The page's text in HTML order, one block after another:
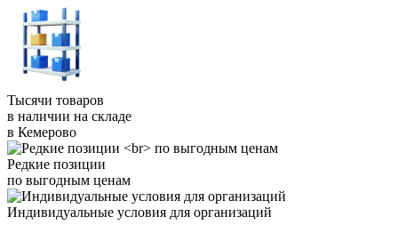
Тысячи товаров
в наличии на складе
в Кемерово
Редкие позиции
по выгодным ценам
Индивидуальные условия для организаций